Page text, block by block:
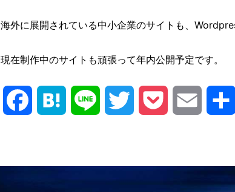
海外に展開されている中小企業のサイトも、
現在制作中のサイトも頑張って年内公開予定です。
FacebookHatena Line Twitter Pocket Email